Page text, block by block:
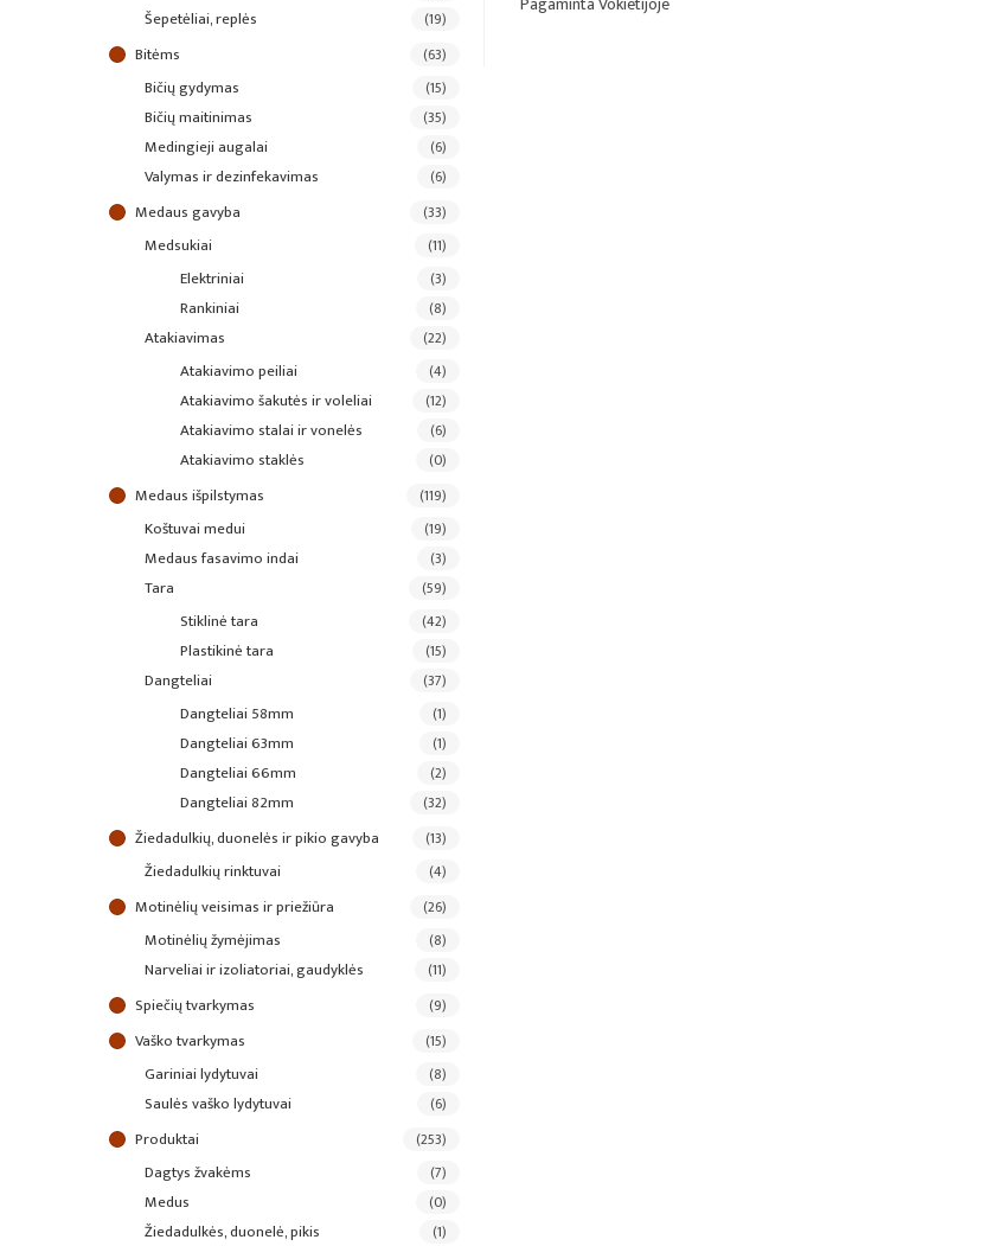
šepetėliai, replės (19)
bitėms (63)
bičių gydymas (15)
bičių maitinimas (35)
medingieji augalai (6)
valymas ir dezinfekavimas (6)
medaus gavyba (33)
medsukiai (11)
elektriniai (3)
rankiniai (8)
atakiavimas (22)
atakiavimo peiliai (4)
atakiavimo šakutės ir voleliai (12)
atakiavimo stalai ir vonelės (6)
atakiavimo staklės (0)
medaus išpilstymas (119)
koštuvai medui (19)
medaus fasavimo indai (3)
tara (59)
stiklinė tara (42)
plastikinė tara (15)
dangteliai (37)
dangteliai 58mm (1)
dangteliai 63mm (1)
dangteliai 66mm (2)
dangteliai 82mm (32)
žiedadulkių, duonelės ir pikio gavyba (13)
žiedadulkių rinktuvai (4)
motinėlių veisimas ir priežiūra (26)
motinėlių žymėjimas (8)
narveliai ir izoliatoriai, gaudyklės (11)
spiečių tvarkymas (9)
vaško tvarkymas (15)
gariniai lydytuvai (8)
saulės vaško lydytuvai (6)
produktai (253)
dagtys žvakėms (7)
medus (0)
žiedadulkės, duonelė, pikis (1)